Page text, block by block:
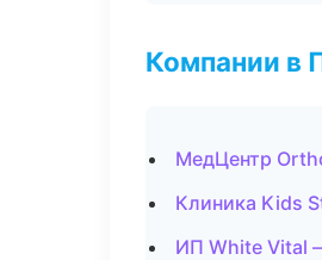
Компании в
МедЦентр
Клиника Kids
ИП White Vital